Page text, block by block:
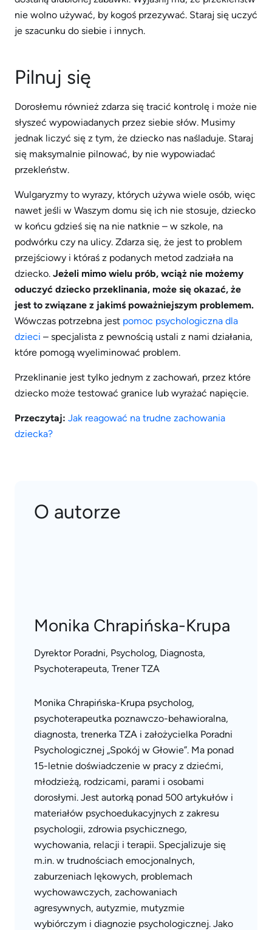
nie wolno używać, by kogoś przezywać. Staraj się uczyć
je szacunku do siebie i innych.
Pilnuj się
Dorosłemu również zdarza się tracić kontrolę i może nie
słyszeć wypowiadanych przez siebie słów. Musimy
jednak liczyć się z tym, że dziecko nas naśladuje. Staraj
się maksymalnie pilnować, by nie wypowiadać
przekleństw.
Wulgaryzmy to wyrazy, których używa wiele osób, więc
nawet jeśli w Waszym domu się ich nie stosuje, dziecko
w końcu gdzieś się na nie natknie – w szkole, na
podwórku czy na ulicy. Zdarza się, że jest to problem
przejściowy i któraś z podanych metod zadziała na
dziecko. Jeżeli mimo wielu prób, wciąż nie możemy
oduczyć dziecko przeklinania, może się okazać, że
jest to związane z jakimś poważniejszym problemem.
Wówczas potrzebna jest pomoc psychologiczna dla
dzieci – specjalista z pewnością ustali z nami działania,
które pomogą wyeliminować problem.
Przeklinanie jest tylko jednym z zachowań, przez które
dziecko może testować granice lub wyrażać napięcie.
Przeczytaj: Jak reagować na trudne zachowania
dziecka?
O autorze
Monika Chrapińska-Krupa
Dyrektor Poradni, Psycholog, Diagnosta,
Psychoterapeuta, Trener TZA
Monika Chrapińska-Krupa psycholog,
psychoterapeutka poznawczo-behawioralna,
diagnosta, trenerka TZA i założycielka Poradni
Psychologicznej „Spokój w Głowie”. Ma ponad
15-letnie doświadczenie w pracy z dziećmi,
młodzieżą, rodzicami, parami i osobami
dorosłymi. Jest autorką ponad 500 artykułów i
materiałów psychoedukacyjnych z zakresu
psychologii, zdrowia psychicznego,
wychowania, relacji i terapii. Specjalizuje się
m.in. w trudnościach emocjonalnych,
zaburzeniach lękowych, problemach
wychowawczych, zachowaniach
agresywnych, autyzmie, mutyzmie
wybiórczym i diagnozie psychologicznej. Jako